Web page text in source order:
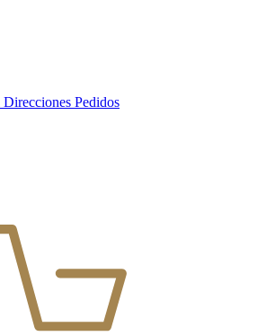
Direcciones Pedidos